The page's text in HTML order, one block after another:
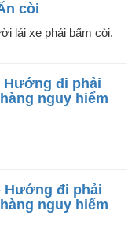
còi
lái xe phải bấm còi.
Hướng đi phải
nguy hiểm
Hướng đi phải
nguy hiểm